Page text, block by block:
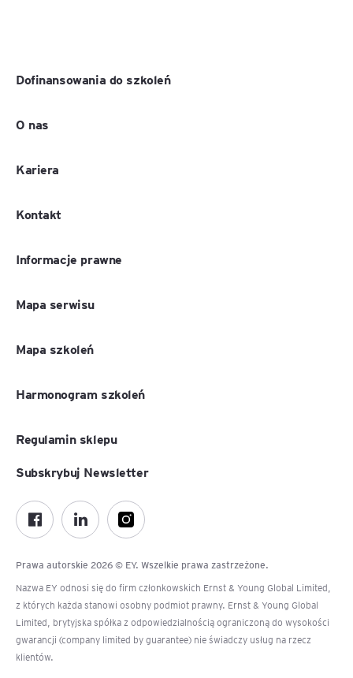
Dofinansowania do szkoleń
O nas
Kariera
Kontakt
Informacje prawne
Mapa serwisu
Mapa szkoleń
Harmonogram szkoleń
Regulamin sklepu
Prawa autorskie 2026 © EY. Wszelkie prawa zastrzeżone.
Nazwa EY odnosi się do firm członkowskich Ernst & Young Global Limited,
z których każda stanowi osobny podmiot prawny. Ernst & Young Global
Limited, brytyjska spółka z odpowiedzialnością ograniczoną do wysokości
gwarancji (company limited by guarantee) nie świadczy usług na rzecz
klientów.
Subskrybuj Newsletter